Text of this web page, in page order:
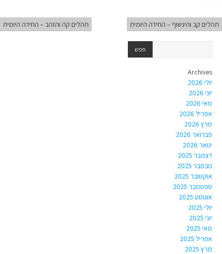
תהלים קב והינשוף – החידה היומית תהלים קה והזהב – החידה היומית
Archives
יולי 2026
יוני 2026
מאי 2026
אפריל 2026
מרץ 2026
פברואר 2026
ינואר 2026
דצמבר 2025
נובמבר 2025
אוקטובר 2025
ספטמבר 2025
אוגוסט 2025
יולי 2025
יוני 2025
מאי 2025
אפריל 2025
מרץ 2025